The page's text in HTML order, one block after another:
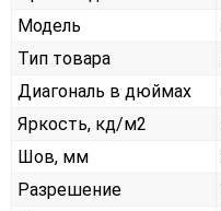
Модель
Тип товара
Диагональ в дюймах
Яркость, кд/м2
Шов, мм
Разрешение